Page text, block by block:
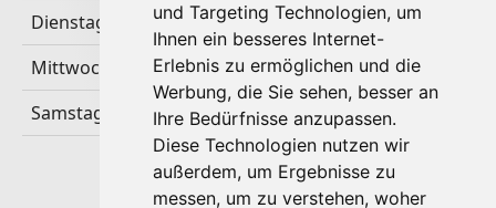
und Targeting Technologien, um
Ihnen ein besseres Internet-
Erlebnis zu ermöglichen und die
Werbung, die Sie sehen, besser an
Ihre Bedürfnisse anzupassen.
Diese Technologien nutzen wir
außerdem, um Ergebnisse zu
messen, um zu verstehen, woher
Dienstag & Donnerstag
Mittwoch & Freitag
Samstag & Sonntag